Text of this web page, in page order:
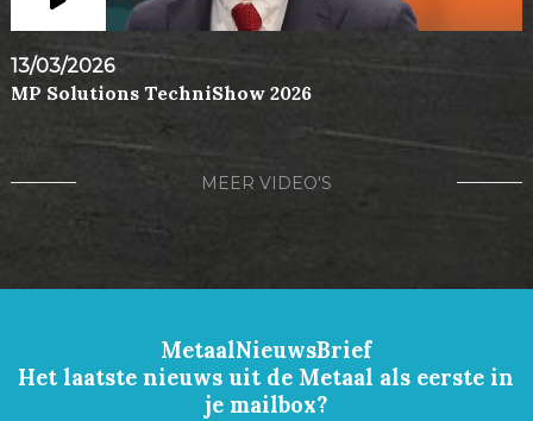
13/03/2026
MP Solutions TechniShow 2026
MEER VIDEO'S
MetaalNieuwsBrief
Het laatste nieuws uit de Metaal als eerste in
je mailbox?